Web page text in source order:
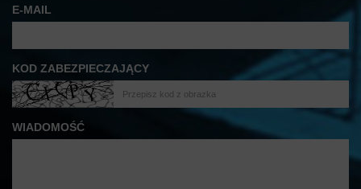
E-MAIL
KOD ZABEZPIECZAJĄCY
WIADOMOŚĆ